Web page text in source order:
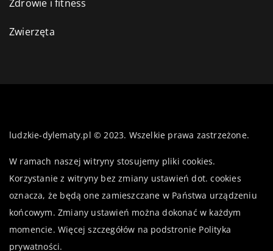
Zdrowie i fitness
Zwierzęta
ludzkie-dylematy.pl © 2023. Wszelkie prawa zastrzeżone.
W ramach naszej witryny stosujemy pliki cookies.
Korzystanie z witryny bez zmiany ustawień dot. cookies
oznacza, że będą one zamieszczane w Państwa urządzeniu
końcowym. Zmiany ustawień można dokonać w każdym
momencie. Więcej szczegółów na podstronie Polityka
prywatności.